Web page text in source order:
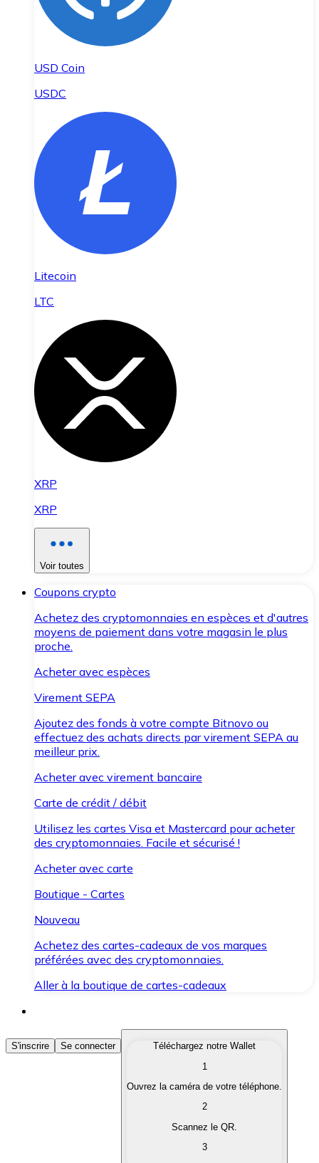
USD Coin
USDC
Litecoin
LTC
XRP
XRP
Voir toutes
Coupons crypto
Achetez des cryptomonnaies en espèces et d'autres
moyens de paiement dans votre magasin le plus
proche.
Acheter avec espèces
Virement SEPA
Ajoutez des fonds à votre compte Bitnovo ou
effectuez des achats directs par virement SEPA au
meilleur prix.
Acheter avec virement bancaire
Carte de crédit / débit
Utilisez les cartes Visa et Mastercard pour acheter
des cryptomonnaies. Facile et sécurisé !
Acheter avec carte
Boutique - Cartes
Nouveau
Achetez des cartes-cadeaux de vos marques
préférées avec des cryptomonnaies.
Aller à la boutique de cartes-cadeaux
Acheter des Cryptomonnaies
Achetez les cryptomonnaies qui vous intéressent
Convertissez vos cryptomonnaies en monnaie
S'inscrire Se connecter
Téléchargez notre Wallet
1
Ouvrez la caméra de votre téléphone.
2
Scannez le QR.
3